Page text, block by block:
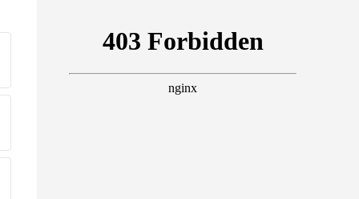
TEAMS“ HINZUFÜGEN
TEAMS“ HINZUFÜGEN
TEAMS“ HINZUFÜGEN